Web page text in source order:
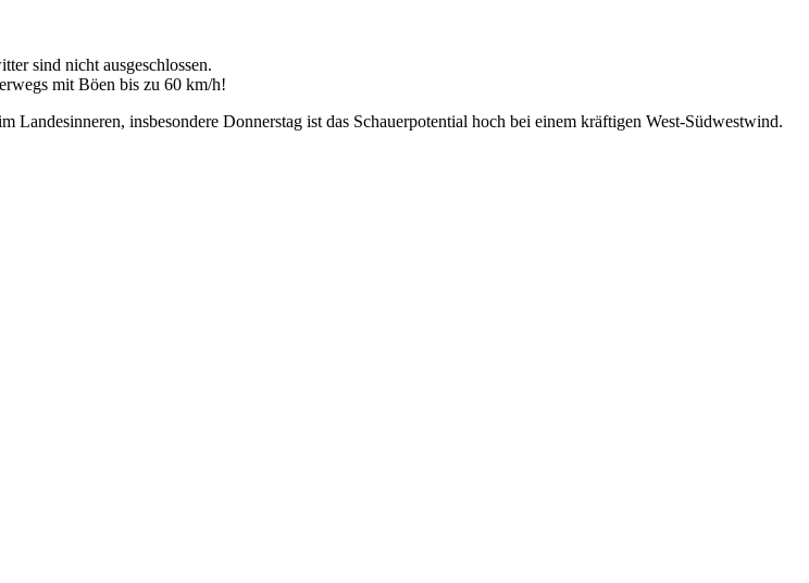
sind nicht ausgeschlossen.
mit Böen bis zu 60 km/h!
insbesondere Donnerstag ist das Schauerpotential hoch bei einem kräftigen West-Südwestwind.